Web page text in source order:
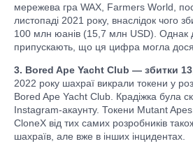
мережева гра WAX, Farmers World,
листопаді 2021 року, внаслідок чого
100 млн юанів (15,7 млн USD). Однак
припускають, що ця цифра могла
3. Bored Ape Yacht Club — збитки
2022 року шахраї викрали токени у
Bored Ape Yacht Club. Крадіжка була
Instagram-акаунту. Токени Mutant
CloneX від тих самих розробників
шахраїв, але вже в інших інцидентах.